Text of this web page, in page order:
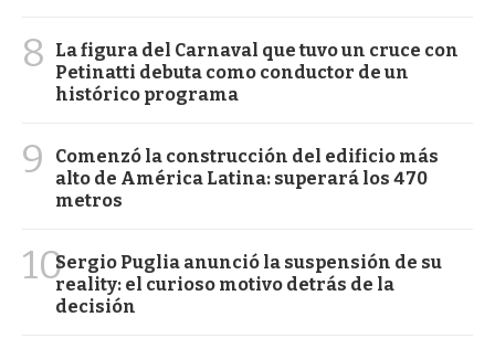
8
La figura del Carnaval que tuvo un cruce con
Petinatti debuta como conductor de un
histórico programa
9
Comenzó la construcción del edificio más
alto de América Latina: superará los 470
metros
10Sergio Puglia anunció la suspensión de su
reality: el curioso motivo detrás de la
decisión